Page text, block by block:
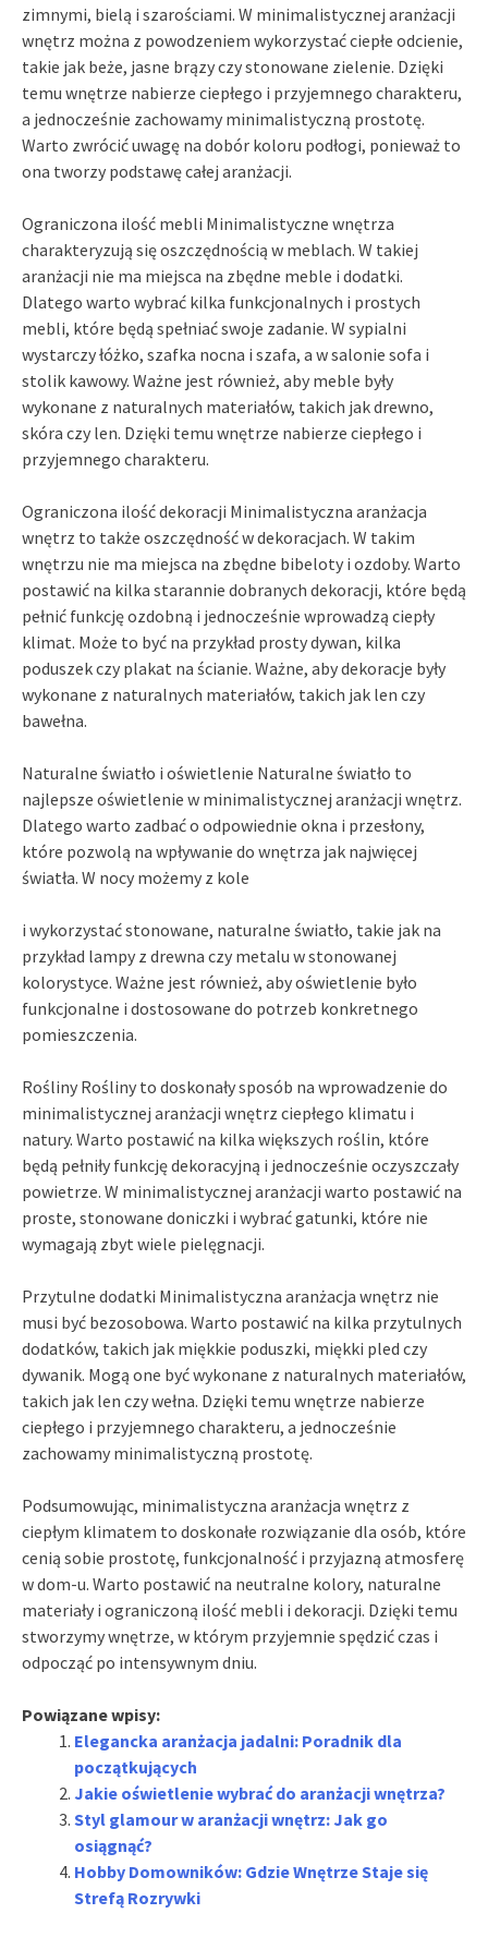
zimnymi, bielą i szarościami. W minimalistycznej aranżacji
wnętrz można z powodzeniem wykorzystać ciepłe odcienie,
takie jak beże, jasne brązy czy stonowane zielenie. Dzięki
temu wnętrze nabierze ciepłego i przyjemnego charakteru,
a jednocześnie zachowamy minimalistyczną prostotę.
Warto zwrócić uwagę na dobór koloru podłogi, ponieważ to
ona tworzy podstawę całej aranżacji.
Ograniczona ilość mebli Minimalistyczne wnętrza
charakteryzują się oszczędnością w meblach. W takiej
aranżacji nie ma miejsca na zbędne meble i dodatki.
Dlatego warto wybrać kilka funkcjonalnych i prostych
mebli, które będą spełniać swoje zadanie. W sypialni
wystarczy łóżko, szafka nocna i szafa, a w salonie sofa i
stolik kawowy. Ważne jest również, aby meble były
wykonane z naturalnych materiałów, takich jak drewno,
skóra czy len. Dzięki temu wnętrze nabierze ciepłego i
przyjemnego charakteru.
Ograniczona ilość dekoracji Minimalistyczna aranżacja
wnętrz to także oszczędność w dekoracjach. W takim
wnętrzu nie ma miejsca na zbędne bibeloty i ozdoby. Warto
postawić na kilka starannie dobranych dekoracji, które będą
pełnić funkcję ozdobną i jednocześnie wprowadzą ciepły
klimat. Może to być na przykład prosty dywan, kilka
poduszek czy plakat na ścianie. Ważne, aby dekoracje były
wykonane z naturalnych materiałów, takich jak len czy
bawełna.
Naturalne światło i oświetlenie Naturalne światło to
najlepsze oświetlenie w minimalistycznej aranżacji wnętrz.
Dlatego warto zadbać o odpowiednie okna i przesłony,
które pozwolą na wpływanie do wnętrza jak najwięcej
światła. W nocy możemy z kole
i wykorzystać stonowane, naturalne światło, takie jak na
przykład lampy z drewna czy metalu w stonowanej
kolorystyce. Ważne jest również, aby oświetlenie było
funkcjonalne i dostosowane do potrzeb konkretnego
pomieszczenia.
Rośliny Rośliny to doskonały sposób na wprowadzenie do
minimalistycznej aranżacji wnętrz ciepłego klimatu i
natury. Warto postawić na kilka większych roślin, które
będą pełniły funkcję dekoracyjną i jednocześnie oczyszczały
powietrze. W minimalistycznej aranżacji warto postawić na
proste, stonowane doniczki i wybrać gatunki, które nie
wymagają zbyt wiele pielęgnacji.
Przytulne dodatki Minimalistyczna aranżacja wnętrz nie
musi być bezosobowa. Warto postawić na kilka przytulnych
dodatków, takich jak miękkie poduszki, miękki pled czy
dywanik. Mogą one być wykonane z naturalnych materiałów,
takich jak len czy wełna. Dzięki temu wnętrze nabierze
ciepłego i przyjemnego charakteru, a jednocześnie
zachowamy minimalistyczną prostotę.
Podsumowując, minimalistyczna aranżacja wnętrz z
ciepłym klimatem to doskonałe rozwiązanie dla osób, które
cenią sobie prostotę, funkcjonalność i przyjazną atmosferę
w dom-u. Warto postawić na neutralne kolory, naturalne
materiały i ograniczoną ilość mebli i dekoracji. Dzięki temu
stworzymy wnętrze, w którym przyjemnie spędzić czas i
odpocząć po intensywnym dniu.
Powiązane wpisy:
Elegancka aranżacja jadalni: Poradnik dla
początkujących
Jakie oświetlenie wybrać do aranżacji wnętrza?
Styl glamour w aranżacji wnętrz: Jak go
osiągnąć?
Hobby Domowników: Gdzie Wnętrze Staje się
Strefą Rozrywki